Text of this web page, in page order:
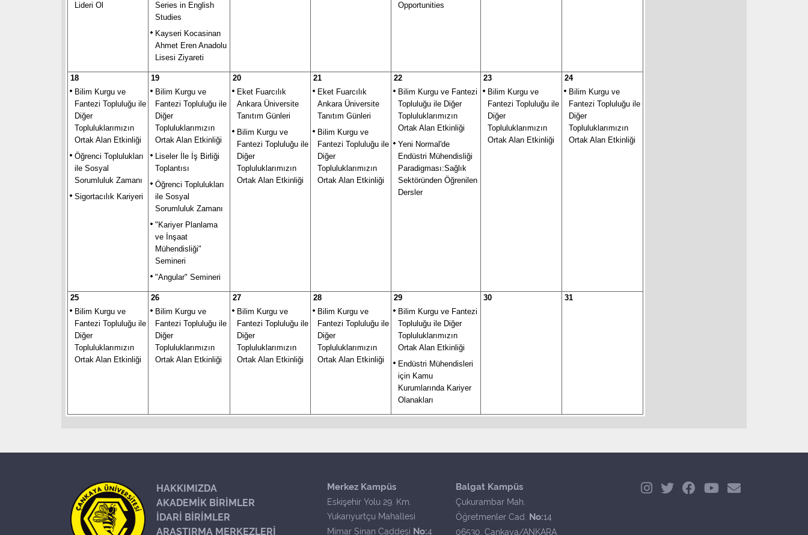
Lideri Ol
Series in English
Studies
Kayseri Kocasinan
Ahmet Eren Anadolu
Lisesi Ziyareti
Opportunities
18
Bilim Kurgu ve
Fantezi Topluluğu ile
Diğer
Topluluklarımızın
Ortak Alan Etkinliği
Öğrenci Toplulukları
ile Sosyal
Sorumluluk Zamanı
Sigortacılık Kariyeri
19
Bilim Kurgu ve
Fantezi Topluluğu ile
Diğer
Topluluklarımızın
Ortak Alan Etkinliği
Liseler İle İş Birliği
Toplantısı
Öğrenci Toplulukları
ile Sosyal
Sorumluluk Zamanı
"Kariyer Planlama
ve İnşaat
Mühendisliği"
Semineri
"Angular" Semineri
20
Eket Fuarcılık
Ankara Üniversite
Tanıtım Günleri
Bilim Kurgu ve
Fantezi Topluluğu ile
Diğer
Topluluklarımızın
Ortak Alan Etkinliği
21
Eket Fuarcılık
Ankara Üniversite
Tanıtım Günleri
Bilim Kurgu ve
Fantezi Topluluğu ile
Diğer
Topluluklarımızın
Ortak Alan Etkinliği
22
Bilim Kurgu ve Fantezi
Topluluğu ile Diğer
Topluluklarımızın
Ortak Alan Etkinliği
Yeni Normal'de
Endüstri Mühendisliği
Paradigması:Sağlık
Sektöründen Öğrenilen
Dersler
23
Bilim Kurgu ve
Fantezi Topluluğu ile
Diğer
Topluluklarımızın
Ortak Alan Etkinliği
24
Bilim Kurgu ve
Fantezi Topluluğu ile
Diğer
Topluluklarımızın
Ortak Alan Etkinliği
25
Bilim Kurgu ve
Fantezi Topluluğu ile
Diğer
Topluluklarımızın
Ortak Alan Etkinliği
26
Bilim Kurgu ve
Fantezi Topluluğu ile
Diğer
Topluluklarımızın
Ortak Alan Etkinliği
27
Bilim Kurgu ve
Fantezi Topluluğu ile
Diğer
Topluluklarımızın
Ortak Alan Etkinliği
28
Bilim Kurgu ve
Fantezi Topluluğu ile
Diğer
Topluluklarımızın
Ortak Alan Etkinliği
29
Bilim Kurgu ve Fantezi
Topluluğu ile Diğer
Topluluklarımızın
Ortak Alan Etkinliği
Endüstri Mühendisleri
için Kamu
Kurumlarında Kariyer
Olanakları
30 31
HAKKIMIZDA
AKADEMİK BİRİMLER
İDARİ BİRİMLER
ARAŞTIRMA MERKEZLERİ
Merkez Kampüs
Eskişehir Yolu 29. Km.
Yukarıyurtçu Mahallesi
Mimar Sinan Caddesi No:4
Balgat Kampüs
Çukurambar Mah.
Öğretmenler Cad. No:14
06530, Çankaya/ANKARA